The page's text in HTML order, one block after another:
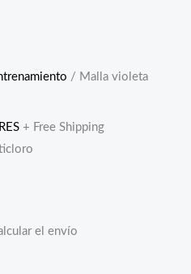
/ Malla violeta
+ Free Shipping
el envío